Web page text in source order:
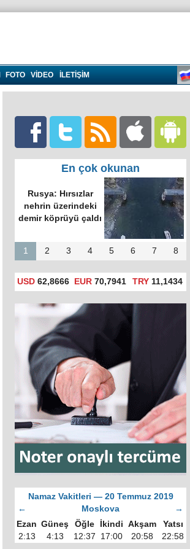
FOTO VIDEO İLETİŞİM
En çok okunan
Rusya: Hırsızlar
nehrin üzerindeki
demir köprüyü çaldı
1 2 3 4 5 6 7 8
USD 62,8666 EUR 70,7941 TRY 11,1434
Namaz Vakitleri — 20 Temmuz 2019
←
Moskova
→
Ezan Güneş Öğle İkindi Akşam
Yatsı
2:13
4:13 12:37 17:00 20:58 22:58